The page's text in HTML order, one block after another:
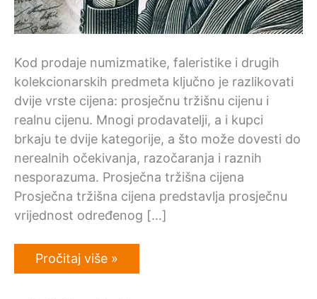
Kod prodaje numizmatike, faleristike i drugih
kolekcionarskih predmeta ključno je razlikovati
dvije vrste cijena: prosječnu tržišnu cijenu i
realnu cijenu. Mnogi prodavatelji, a i kupci
brkaju te dvije kategorije, a što može dovesti do
nerealnih očekivanja, razočaranja i raznih
nesporazuma. Prosječna tržišna cijena
Prosječna tržišna cijena predstavlja prosječnu
vrijednost određenog […]
Razlika
između
Pročitaj više »